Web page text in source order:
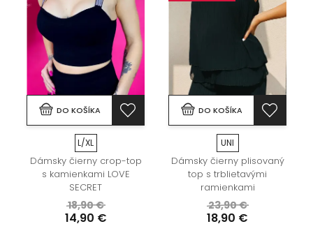
DO KOŠÍKA
L/XL
Dámsky čierny crop-top
s kamienkami LOVE
SECRET
18,90 €
14,90 €
DO KOŠÍKA
UNI
Dámsky čierny plisovaný
top s trblietavými
ramienkami
23,90 €
18,90 €